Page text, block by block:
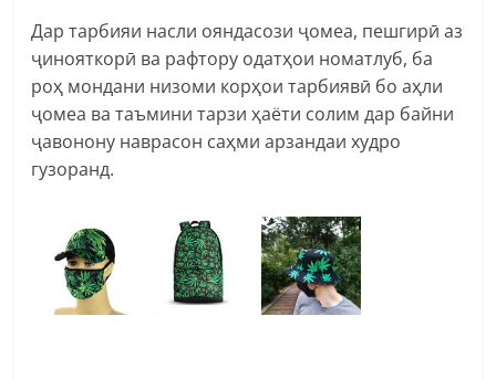
Дар тарбияи насли ояндасози ҷомеа, пешгирӣ аз
ҷинояткорӣ ва рафтору одатҳои номатлуб, ба
роҳ мондани низоми корҳои тарбиявӣ бо аҳли
ҷомеа ва таъмини тарзи ҳаёти солим дар байни
ҷавонону наврасон саҳми арзандаи худро
гузоранд.